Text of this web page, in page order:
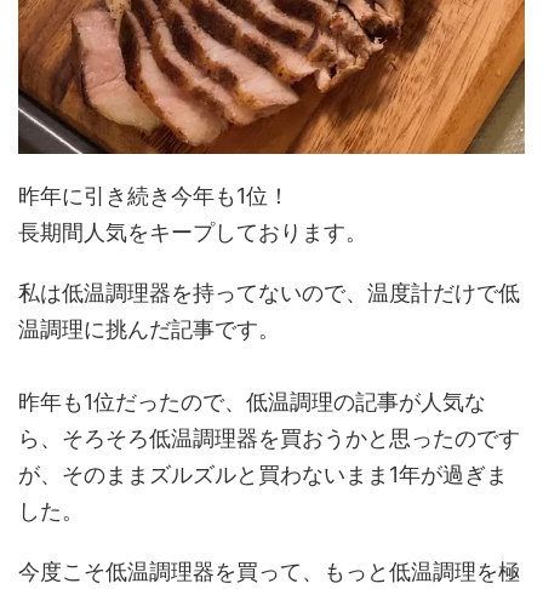
昨年に引き続き今年も1位！
長期間人気をキープしております。
私は低温調理器を持ってないので、温度計だけで低
温調理に挑んだ記事です。
昨年も1位だったので、低温調理の記事が人気な
ら、そろそろ低温調理器を買おうかと思ったのです
が、そのままズルズルと買わないまま1年が過ぎま
した。
今度こそ低温調理器を買って、もっと低温調理を極